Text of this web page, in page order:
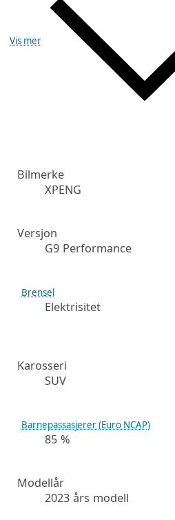
Vis mer
Bilmerke
XPENG
Versjon
G9 Performance
Brensel
Elektrisitet
Karosseri
SUV
Barnepassasjerer (Euro NCAP)
85 %
Modellår
2023 års modell